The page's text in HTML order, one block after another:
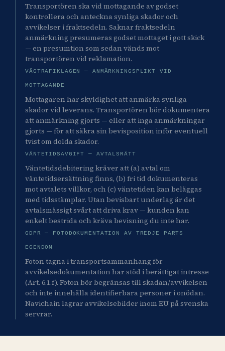
Transportören ska vid mottagande av godset
kontrollera och anteckna synliga skador och
avvikelser i fraktsedeln. Saknar fraktsedeln
anmärkning presumeras godset mottaget i gott skick
— en presumtion som sedan vänds mot
transportören vid reklamation.
VÄGTRAFIKLAGEN — ANMÄRKNINGSPLIKT VID
MOTTAGANDE
Mottagaren har skyldighet att anmärka synliga
skador vid leverans. Transportören bör dokumentera
att anmärkning gjorts — eller att inga anmärkningar
gjorts — för att säkra sin bevisposition inför eventuell
tvist om dolda skador.
VÄNTETIDSAVGIFT — AVTALSRÄTT
Väntetidsdebitering kräver att (a) avtal om
väntetidsersättning finns, (b) fri tid dokumenteras
mot avtalets villkor, och (c) väntetiden kan beläggas
med tidsstämplar. Utan bevisbart underlag är det
avtalsmässigt svårt att driva krav — kunden kan
enkelt bestrida och kräva bevisning du inte har.
GDPR — FOTODOKUMENTATION AV TREDJE PARTS
EGENDOM
Foton tagna i transportsammanhang för
avvikelsedokumentation har stöd i berättigat intresse
(Art. 6.1.f). Foton bör begränsas till skadan/avvikelsen
och inte innehålla identifierbara personer i onödan.
Navichain lagrar avvikelsebilder inom EU på svenska
servrar.